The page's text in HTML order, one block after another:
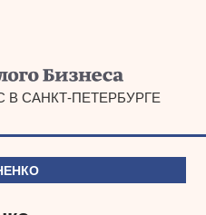
САНКТ-ПЕТЕРБУРГЕ